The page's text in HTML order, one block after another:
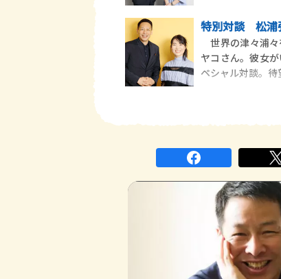
特別対談 松浦
世界の津々浦々
ヤコさん。彼女
ペシャル対談。待